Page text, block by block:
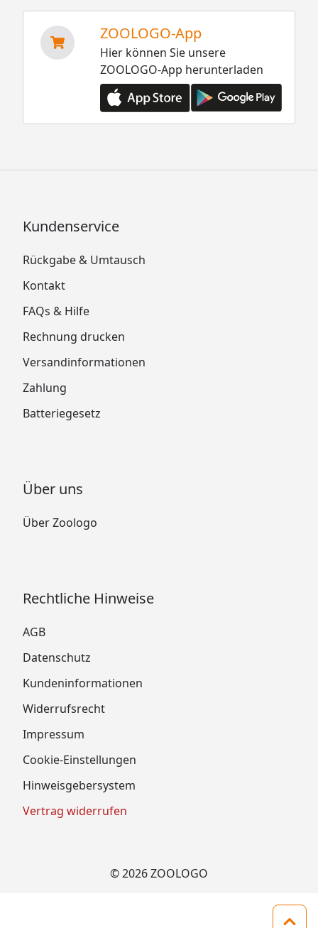
ZOOLOGO-App
Hier können Sie unsere
ZOOLOGO-App herunterladen
Kundenservice
Rückgabe & Umtausch
Kontakt
FAQs & Hilfe
Rechnung drucken
Versandinformationen
Zahlung
Batteriegesetz
Über uns
Über Zoologo
Rechtliche Hinweise
AGB
Datenschutz
Kundeninformationen
Widerrufsrecht
Impressum
Cookie-Einstellungen
Hinweisgebersystem
Vertrag widerrufen
© 2026 ZOOLOGO